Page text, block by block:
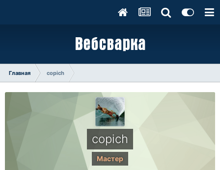
Главная copich
copich
Мастер